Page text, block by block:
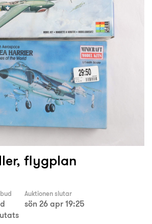
flygplan
Auktionen slutar
sön 26 apr 19:25